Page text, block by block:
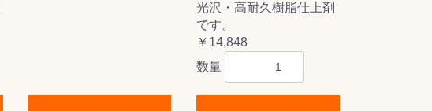
光沢・高耐久樹脂仕上剤
です。
￥14,848
数量